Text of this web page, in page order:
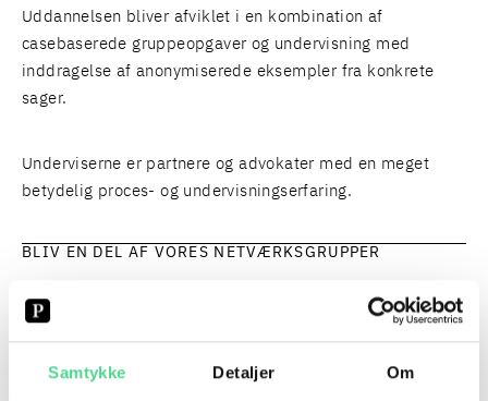
Samtykke Detaljer Om
Uddannelsen bliver afviklet i en kombination af
casebaserede gruppeopgaver og undervisning med
inddragelse af anonymiserede eksempler fra konkrete
sager.
Underviserne er partnere og advokater med en meget
betydelig proces- og undervisningserfaring.
BLIV EN DEL AF VORES NETVÆRKSGRUPPER